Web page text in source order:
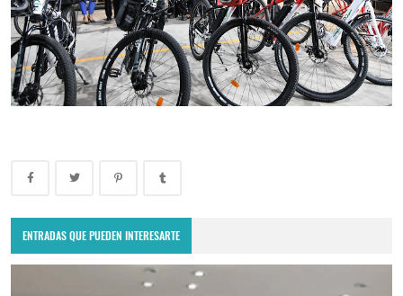
ENTRADAS QUE PUEDEN INTERESARTE